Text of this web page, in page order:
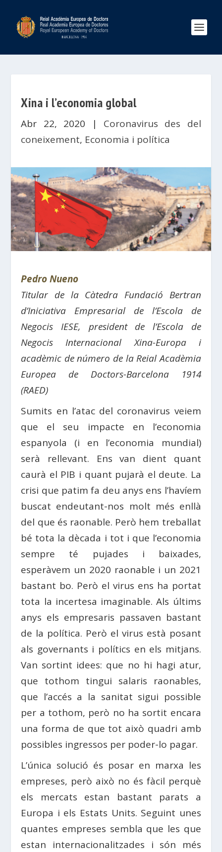
Xina i l’economia global
Abr 22, 2020 | Coronavirus des del
coneixement, Economia i política
Pedro Nueno
Titular de la Càtedra Fundació Bertran
d’Iniciativa Empresarial de l’Escola de
Negocis IESE, president de l’Escola de
Negocis Internacional Xina-Europa i
acadèmic de número de la Reial Acadèmia
Europea de Doctors-Barcelona 1914
(RAED)
Sumits en l’atac del coronavirus veiem
que el seu impacte en l’economia
espanyola (i en l’economia mundial)
serà rellevant. Ens van dient quant
caurà el PIB i quant pujarà el deute. La
crisi que patim fa deu anys ens l’havíem
buscat endeutant-nos molt més enllà
del que és raonable. Però hem treballat
bé tota la dècada i tot i que l’economia
sempre té pujades i baixades,
esperàvem un 2020 raonable i un 2021
bastant bo. Però el virus ens ha portat
tota la incertesa imaginable. Als últims
anys els empresaris passaven bastant
de la política. Però el virus està posant
als governants i polítics en els mitjans.
Van sortint idees: que no hi hagi atur,
que tothom tingui salaris raonables,
que l’accés a la sanitat sigui possible
per a tothom, però no ha sortit encara
una forma de que tot això quadri amb
possibles ingressos per poder-lo pagar.
L’única solució és posar en marxa les
empreses, però això no és fàcil perquè
els mercats estan bastant parats a
Europa i els Estats Units. Seguint unes
quantes empreses sembla que les que
estan internacionalitzades i són més